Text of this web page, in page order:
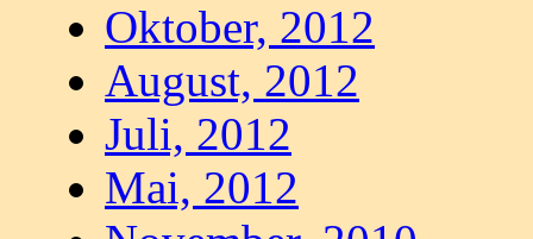
Oktober, 2012
August, 2012
Juli, 2012
Mai, 2012